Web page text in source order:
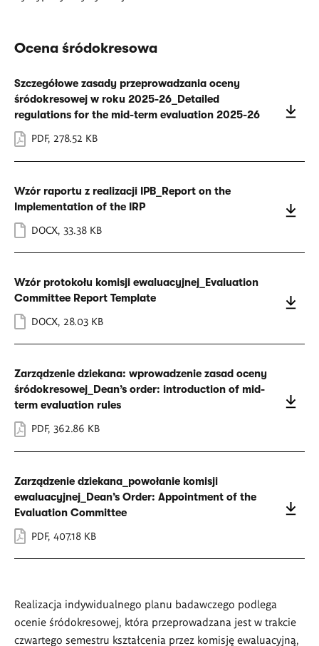
Ocena śródokresowa
Szczegółowe zasady przeprowadzania oceny
śródokresowej w roku 2025-26_Detailed
regulations for the mid-term evaluation 2025-26
PDF, 278.52 KB
Wzór raportu z realizacji IPB_Report on the
Implementation of the IRP
DOCX, 33.38 KB
Wzór protokołu komisji ewaluacyjnej_Evaluation
Committee Report Template
DOCX, 28.03 KB
Zarządzenie dziekana: wprowadzenie zasad oceny
śródokresowej_Dean’s order: introduction of mid-
term evaluation rules
PDF, 362.86 KB
Zarządzenie dziekana_powołanie komisji
ewaluacyjnej_Dean’s Order: Appointment of the
Evaluation Committee
PDF, 407.18 KB
Realizacja indywidualnego planu badawczego podlega
ocenie śródokresowej, która przeprowadzana jest w trakcie
czwartego semestru kształcenia przez komisję ewaluacyjną,